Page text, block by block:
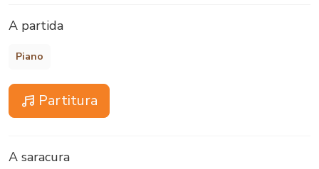
A partida
Piano
Partitura
A saracura